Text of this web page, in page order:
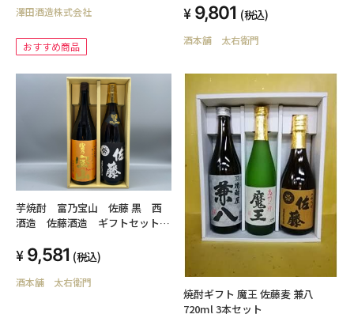
澤田酒造株式会社
おすすめ商品
9,801 (税込)
酒本舗 太右衛門
芋焼酎 富乃宝山 佐藤 黒 西
酒造 佐藤酒造 ギフトセット
9,581 (税込)
酒本舗 太右衛門
焼酎ギフト 魔王 佐藤麦 兼八
720ml 3本セット